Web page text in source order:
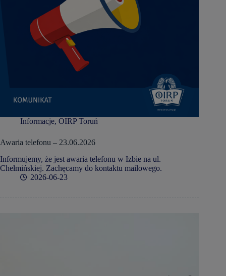
Informacje, OIRP Toruń
Awaria telefonu – 23.06.2026
Informujemy, że jest awaria telefonu w Izbie na ul.
Chełmińskiej. Zachęcamy do kontaktu mailowego.
2026-06-23